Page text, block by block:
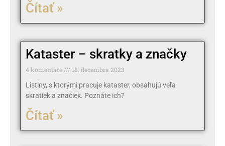
Čítať »
Kataster – skratky a značky
4 komentáre
18. decembra 2023
Listiny, s ktorými pracuje kataster, obsahujú veľa
skratiek a značiek. Poznáte ich?
Čítať »